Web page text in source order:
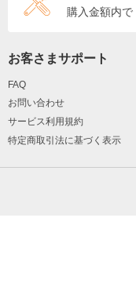
購入金額内で
お客さまサポート
FAQ
お問い合わせ
サービス利用規約
特定商取引法に基づく表示